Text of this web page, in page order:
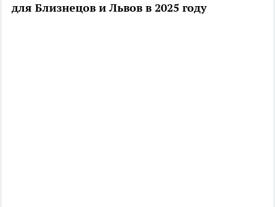
для Близнецов и Львов в 2025 году